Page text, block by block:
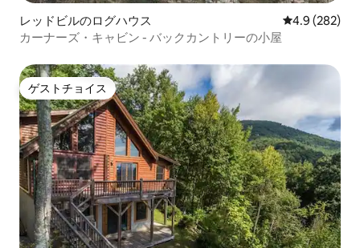
レッドビルのログハウス レビュー282
4.9 (282)
カーナーズ・キャビン - バックカントリーの小屋
ゲストチョイス
ゲストチョイス